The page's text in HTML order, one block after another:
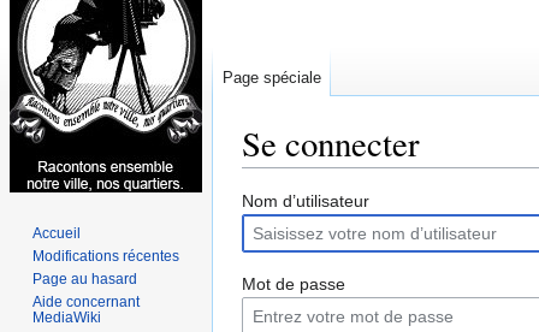
Se connecter
Aller
la
navigation
Aller
la
recherche
Nom d’utilisateur
Mot de passe
Page spéciale
Accueil
Modifications récentes
Page au hasard
Aide concernant
MediaWiki